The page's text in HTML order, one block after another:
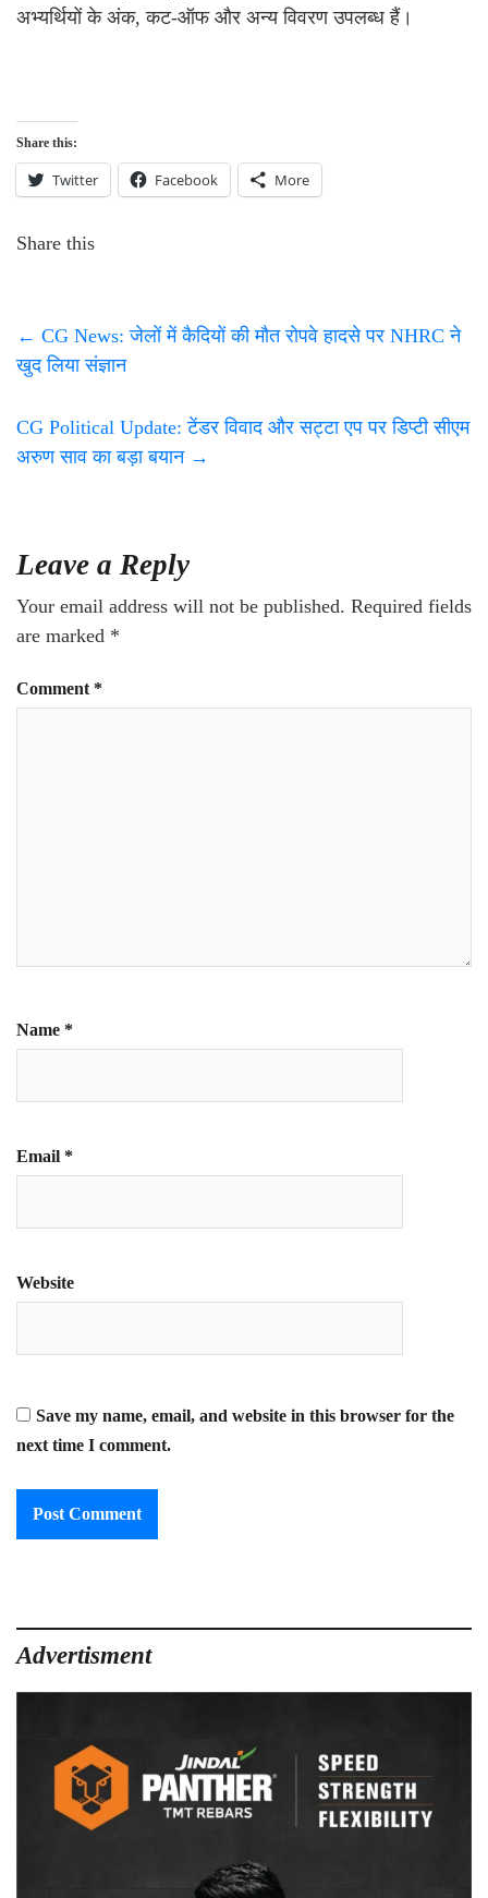
अभ्यर्थियों के अंक, कट-ऑफ और अन्य विवरण उपलब्ध हैं।
Share this:
Twitter Facebook More
Share this
← CG News: जेलों में कैदियों की मौत रोपवे हादसे पर NHRC ने
खुद लिया संज्ञान
CG Political Update: टेंडर विवाद और सट्टा एप पर डिप्टी सीएम
अरुण साव का बड़ा बयान →
Leave a Reply
Your email address will not be published. Required fields
are marked *
Comment *
Name *
Email *
Website
Save my name, email, and website in this browser for the
next time I comment.
Advertisment